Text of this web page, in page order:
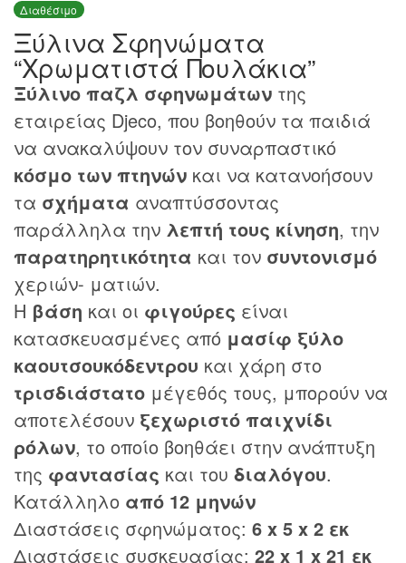
Διαθέσιμο
Ξύλινα Σφηνώματα
“Χρωματιστά Πουλάκια”
Ξύλινο παζλ σφηνωμάτων της
εταιρείας Djeco, που βοηθούν τα παιδιά
να ανακαλύψουν τον συναρπαστικό
κόσμο των πτηνών και να κατανοήσουν
τα σχήματα αναπτύσσοντας
παράλληλα την λεπτή τους κίνηση, την
παρατηρητικότητα και τον συντονισμό
χεριών- ματιών.
Η βάση και οι φιγούρες είναι
κατασκευασμένες από μασίφ ξύλο
καουτσουκόδεντρου και χάρη στο
τρισδιάστατο μέγεθός τους, μπορούν να
αποτελέσουν ξεχωριστό παιχνίδι
ρόλων, το οποίο βοηθάει στην ανάπτυξη
της φαντασίας και του διαλόγου.
Κατάλληλο από 12 μηνών
Διαστάσεις σφηνώματος: 6 x 5 x 2 εκ
Διαστάσεις συσκευασίας: 22 x 1 x 21 εκ